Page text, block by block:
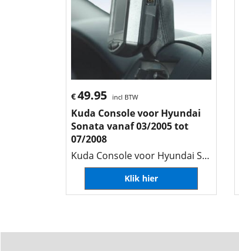
€49.95 incl BTW
Kuda Console voor Hyundai
Sonata vanaf 03/2005 tot
07/2008
Kuda Console voor Hyundai Sonata vanaf 03/2005 tot 07/2008
Klik hier